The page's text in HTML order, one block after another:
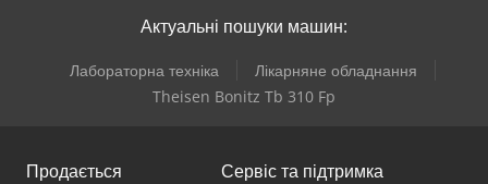
Актуальні пошуки машин:
Лабораторна техніка
Лікарняне обладнання
Theisen Bonitz Tb 310 Fp
Продається Сервіс та підтримка